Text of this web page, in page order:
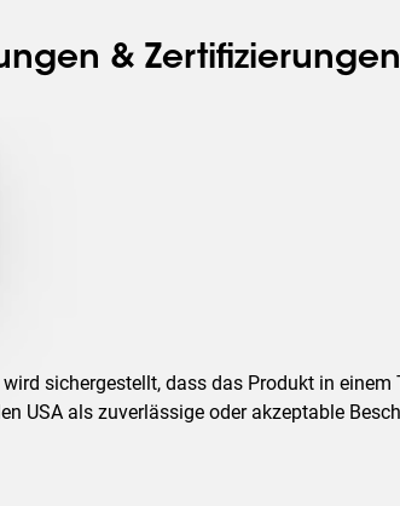
& Zertifizierungen
wird sichergestellt, dass das Produkt in
USA als zuverlässige oder akzeptable